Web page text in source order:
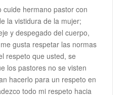
cuide hermano pastor con
la vistidura de la mujer;
y despegado del cuerpo,
gusta respetar las normas
respeto que usted, se
los pastores no se visten
hacerlo para un respeto en
todo mi respeto hacia